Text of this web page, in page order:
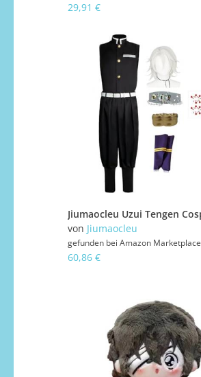
29,91 €
von Jiumaocleu
gefunden bei Amazon Marketplace
60,86 €